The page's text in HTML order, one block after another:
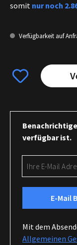
somit nur noch
Verfügbarkeit auf
verfügbar ist.
E-Mail
Mit dem
Allgemeinen